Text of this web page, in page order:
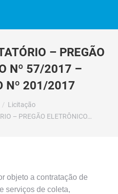
– PREGÃO
Nº 57/2017 –
Nº 201/2017
Licitação
– PREGÃO ELETRÔNICO…
objeto a contratação de
serviços de coleta,